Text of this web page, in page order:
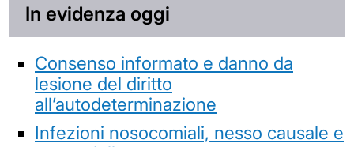
In evidenza oggi
Consenso informato e danno da
lesione del diritto
all’autodeterminazione
Infezioni nosocomiali, nesso causale e